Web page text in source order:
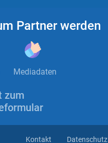
Partner werden
Mediadaten
zum
Kontakt Datenschutz